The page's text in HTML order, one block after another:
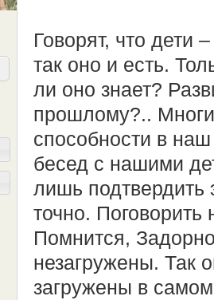
Говорят, что дети
так оно и есть.
ли оно знает?
прошлому?..
способности в
бесед с нашими
лишь подтвердить
точно.
Помнится,
незагружены. Так
загружены в